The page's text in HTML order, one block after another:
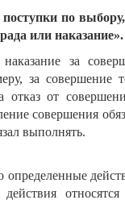
поступки по
или наказание».
за
за совершение
отказ от
совершения
выполнять.